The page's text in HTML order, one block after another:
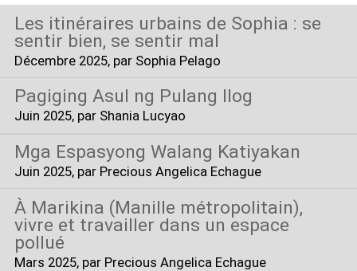
Les itinéraires urbains de Sophia : se
sentir bien, se sentir mal
Décembre 2025, par Sophia Pelago
Pagiging Asul ng Pulang Ilog
Juin 2025, par Shania Lucyao
Mga Espasyong Walang Katiyakan
Juin 2025, par Precious Angelica Echague
À Marikina (Manille métropolitain),
vivre et travailler dans un espace
pollué
Mars 2025, par Precious Angelica Echague